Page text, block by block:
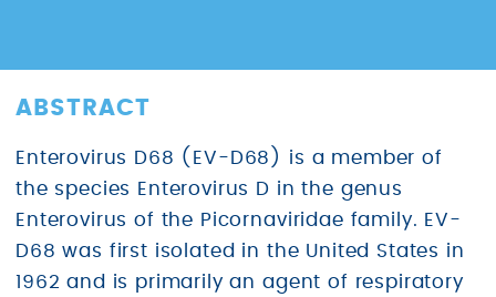
ABSTRACT
Enterovirus D68 (EV-D68) is a member of
the species Enterovirus D in the genus
Enterovirus of the Picornaviridae family. EV-
D68 was first isolated in the United States in
1962 and is primarily an agent of respiratory